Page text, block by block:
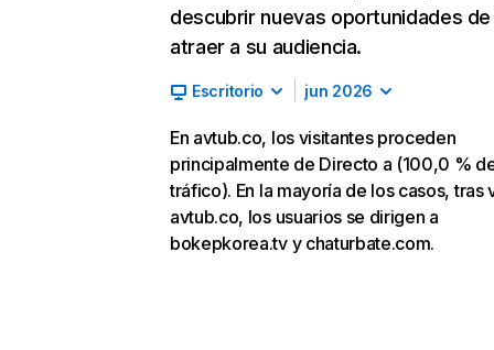
descubrir nuevas oportunidades de
atraer a su audiencia.
Escritorio jun 2026
En avtub.co, los visitantes proceden
principalmente de Directo a (100,0 %
tráfico). En la mayoría de los casos, tras
avtub.co, los usuarios se dirigen a
bokepkorea.tv y chaturbate.com.